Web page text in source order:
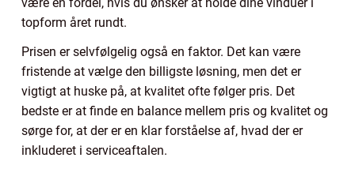
topform året rundt.
Prisen er selvfølgelig også en faktor. Det kan være
fristende at vælge den billigste løsning, men det er
vigtigt at huske på, at kvalitet ofte følger pris. Det
bedste er at finde en balance mellem pris og kvalitet og
sørge for, at der er en klar forståelse af, hvad der er
inkluderet i serviceaftalen.